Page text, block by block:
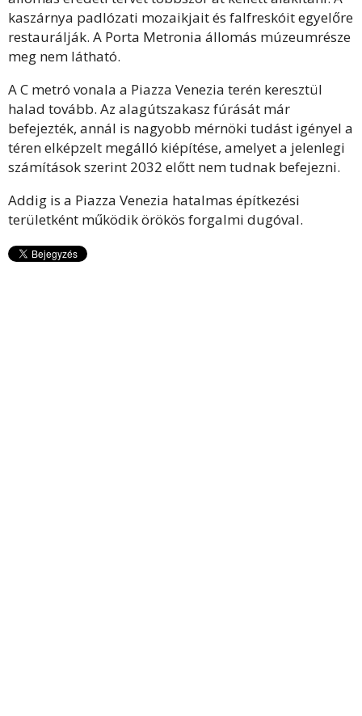
kaszárnya padlózati mozaikjait és falfreskóit egyelőre
restaurálják. A Porta Metronia állomás múzeumrésze
meg nem látható.
A C metró vonala a Piazza Venezia terén keresztül
halad tovább. Az alagútszakasz fúrását már
befejezték, annál is nagyobb mérnöki tudást igényel a
téren elképzelt megálló kiépítése, amelyet a jelenlegi
számítások szerint 2032 előtt nem tudnak befejezni.
Addig is a Piazza Venezia hatalmas építkezési
területként működik örökös forgalmi dugóval.